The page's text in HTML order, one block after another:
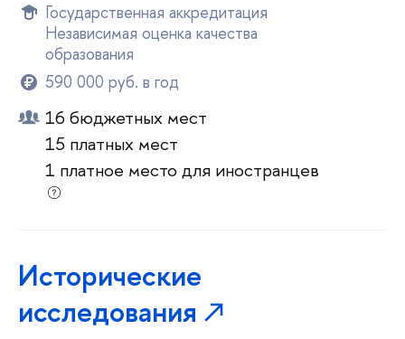
Государственная аккредитация
Независимая оценка качества
образования
590 000 руб. в год
16 бюджетных мест
15 платных мест
1 платное место для иностранцев
Исторические
исследования